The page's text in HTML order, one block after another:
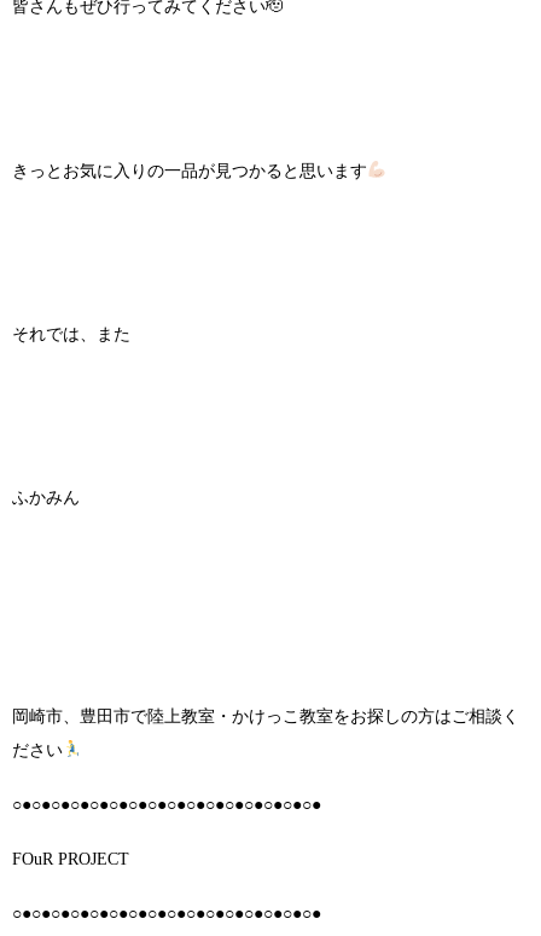
皆さんもぜひ行ってみてください🫡
きっとお気に入りの一品が見つかると思います
それでは、また
ふかみん
岡崎市、豊田市で陸上教室・かけっこ教室をお探しの方はご相談く
ださい
○●○●○●○●○●○●○●○●○●○●○●○●○●○●○●○●
FOuR PROJECT
○●○●○●○●○●○●○●○●○●○●○●○●○●○●○●○●